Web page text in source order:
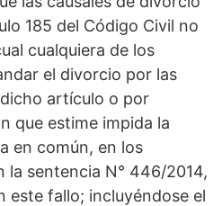
185 del Código Civil no
cualquiera de los
el divorcio por las
artículo o por
que estime impida la
en común, en los
la sentencia N° 446/2014,
este fallo; incluyéndose el